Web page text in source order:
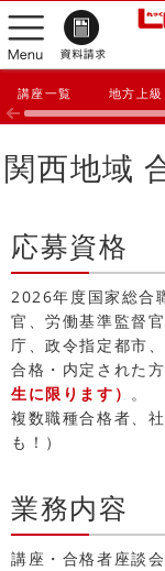
講座一覧 地方上
関西地域
応募資格
2026年度国家総合
官、労働基準監督
庁、政令指定都市
合格・内定された方
生に限ります） 。
複数職種合格者、
も！）
業務内容
講座・合格者座談